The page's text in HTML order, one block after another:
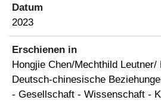
Datum
2023
Erschienen in
Hongjie Chen/Mechthild
Deutsch-chinesische
- Gesellschaft - Wissenschaft -